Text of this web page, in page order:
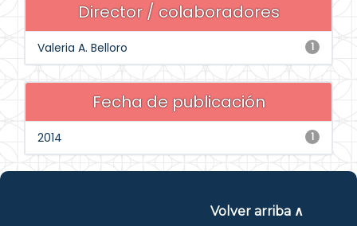
Director / colaboradores
1
Valeria A. Belloro
Fecha de publicación
1
2014
Volver arriba ∧